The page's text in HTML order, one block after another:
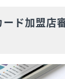
ド加盟店